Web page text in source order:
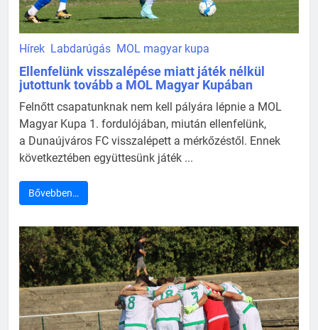
Hírek Labdarúgás MOL magyar kupa
Ellenfelünk visszalépése miatt játék nélkül
jutottunk tovább a MOL Magyar Kupában
Felnőtt csapatunknak nem kell pályára lépnie a MOL
Magyar Kupa 1. fordulójában, miután ellenfelünk,
a Dunaújváros FC visszalépett a mérkőzéstől. Ennek
következtében együttesünk játék ...
Bővebben…